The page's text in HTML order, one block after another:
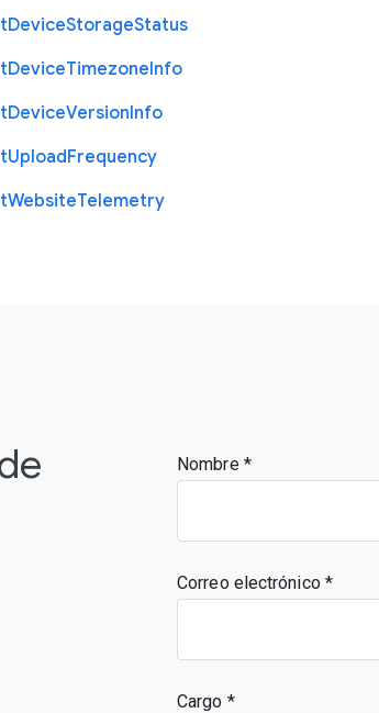
DeviceStorageStatus
DeviceTimezoneInfo
DeviceVersionInfo
UploadFrequency
WebsiteTelemetry
Nombre
Correo electrónico
Cargo